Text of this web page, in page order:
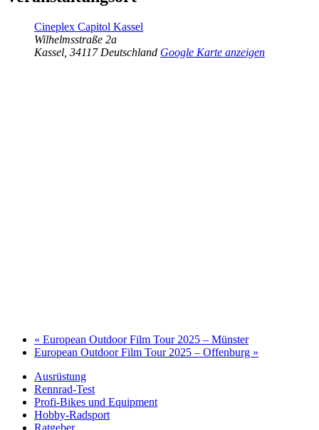
Cineplex Capitol Kassel
Wilhelmsstraße 2a
Kassel 34117 Deutschland Google Karte anzeigen
« European Outdoor Film Tour 2025 – Münster
European Outdoor Film Tour 2025 – Offenburg »
Ausrüstung
Rennrad-Test
Profi-Bikes und Equipment
Hobby-Radsport
Ratgeber